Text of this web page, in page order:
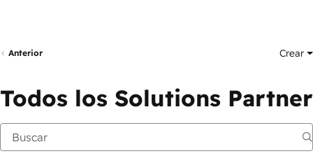
Anterior Crear
Todos los Solutions Partner